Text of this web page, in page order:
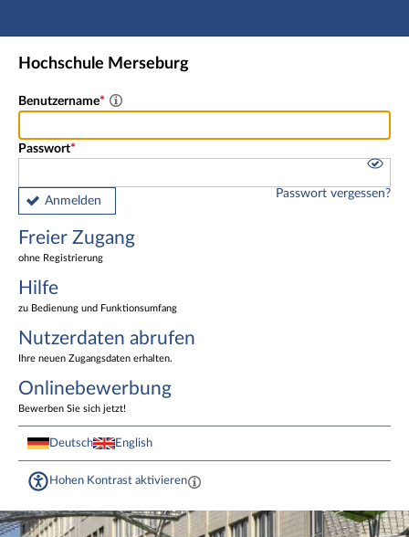
Hauptnavigation
Freier Zugang
Nutzerdaten abrufen
Fußzeile
Hochschule Merseburg
Benutzername
Passwort
Anmelden
Passwort vergessen?
Freier Zugang
ohne Registrierung
Hilfe
zu Bedienung und Funktionsumfang
Nutzerdaten abrufen
Ihre neuen Zugangsdaten erhalten.
Onlinebewerbung
Bewerben Sie sich jetzt!
Deutsch English
Hohen Kontrast aktivieren